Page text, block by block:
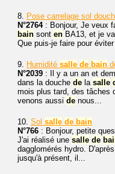
8. Pose carrelage sol
N°2764: Bonjour, Je veux
bain sont en BA13, et je
Que puis-je faire pour
9. Humidité salle de bain
N°2039 : Il y a un an et
dans la douche de la salle
mois plus tard, des tâches
venons aussi de nous...
10. Sol salle de bain
N°766 : Bonjour, petite
J'ai réalisé une salle de
dagglomérés hydro.
jusqu'à présent, il...